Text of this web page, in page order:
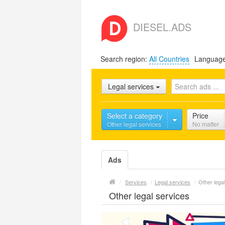
DIESEL.ADS
Search region: All Countries
Legal services
Select a category
Other legal services
Price
No matter
Ads
/ Services / Legal services / Other
Other legal services